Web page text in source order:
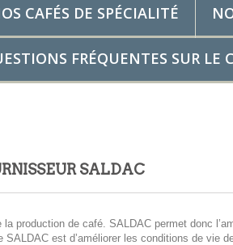
CAFÉS DE SPÉCIALITÉ
FRÉQUENTES SUR LE
SALDAC
la production de café. SALDAC permet donc
est d’améliorer les conditions de